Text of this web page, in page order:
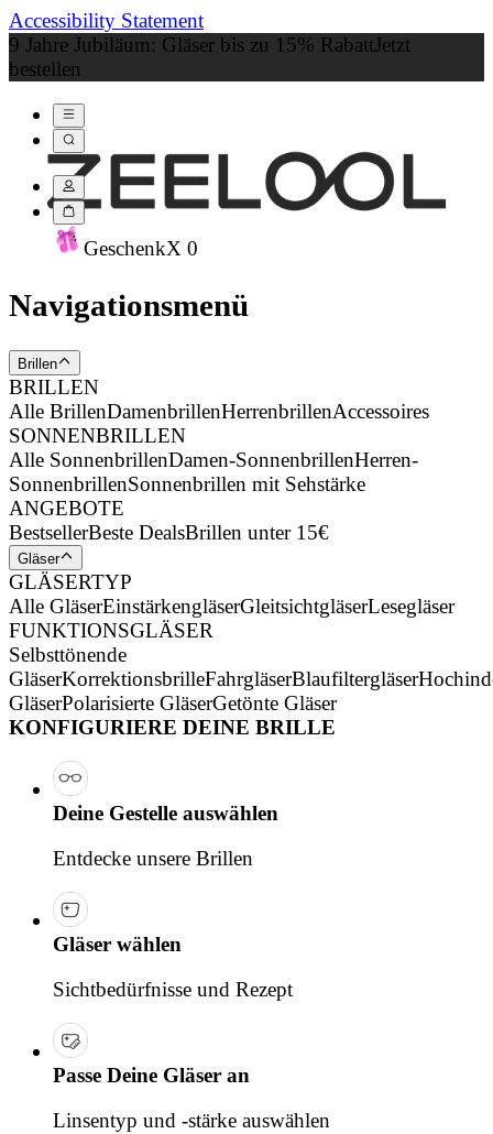
Accessibility Statement
9 Jahre Jubiläum: Gläser bis zu 15% RabattJetzt
bestellen
GeschenkX 0
Navigationsmenü
Brillen
BRILLEN
Alle BrillenDamenbrillenHerrenbrillenAccessoires
SONNENBRILLEN
Alle SonnenbrillenDamen-SonnenbrillenHerren-
SonnenbrillenSonnenbrillen mit Sehstärke
ANGEBOTE
BestsellerBeste DealsBrillen unter 15€
Gläser
GLÄSERTYP
Alle GläserEinstärkengläserGleitsichtgläserLesegläser
FUNKTIONSGLÄSER
Selbsttönende
GläserKorrektionsbrilleFahrgläserBlaufiltergläser
GläserPolarisierte GläserGetönte Gläser
KONFIGURIERE DEINE BRILLE
Deine Gestelle auswählen
Entdecke unsere Brillen
Gläser wählen
Sichtbedürfnisse und Rezept
Passe Deine Gläser an
Linsentyp und -stärke auswählen